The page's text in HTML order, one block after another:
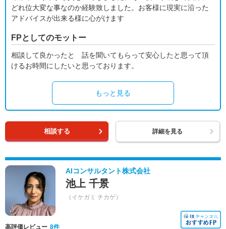
どれ位大変な事なのか経験致しました。お客様に現実に沿った
アドバイスが出来る様に心がけます
FPとしてのモットー
相談して良かったと 話を聞いてもらって安心したと思って頂
けるお時間にしたいと思っております。
もっと見る
相談する 詳細を見る
AIコンサルタント株式会社
池上 千景
（イケガミ チカゲ）
高評価レビュー 8件